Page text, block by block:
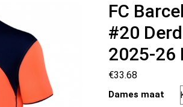
FC
#20
2025-26
€33.68
Dames maat